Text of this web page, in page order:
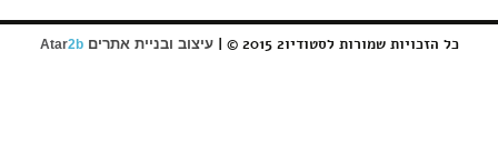
כל הזכויות שמורות לסטודיו2 2015 © | עיצוב ובניית אתרים Atar2b